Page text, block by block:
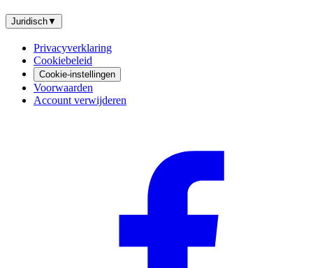
Juridisch▼
Privacyverklaring
Cookiebeleid
Cookie-instellingen
Voorwaarden
Account verwijderen